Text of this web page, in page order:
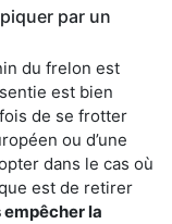
par un
du frelon est
est bien
de se frotter
ou d’une
dans le cas où
est de retirer
empêcher la